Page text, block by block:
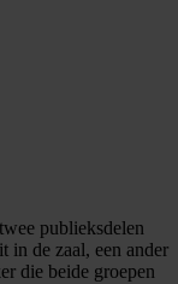
publieksdelen
in de zaal, een ander
die beide groepen